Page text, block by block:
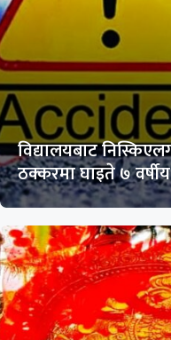
विद्यालयबाट
ठक्करमा घाइते ७